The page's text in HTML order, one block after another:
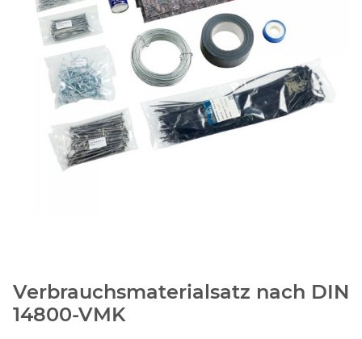
Verbrauchsmaterialsatz nach DIN
14800-VMK